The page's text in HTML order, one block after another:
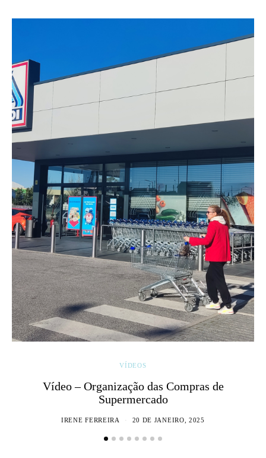
VÍDEOS
Vídeo – Organização das Compras de
Supermercado
IRENE FERREIRA 20 DE JANEIRO, 2025